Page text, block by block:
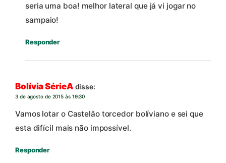
seria uma boa! melhor lateral que já vi jogar no
sampaio!
Responder
Bolívia SérieA disse:
3 de agosto de 2015 às 19:30
Vamos lotar o Castelão torcedor bolíviano e sei que
esta difícil mais não impossível.
Responder